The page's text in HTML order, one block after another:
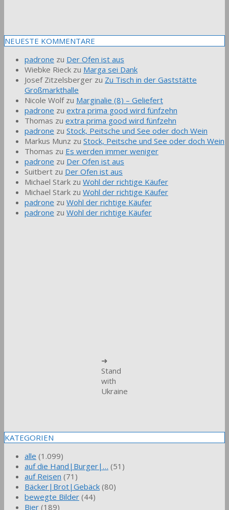
NEUESTE KOMMENTARE
padrone zu Der Ofen ist aus
Wiebke Rieck zu Marga sei Dank
Josef Zitzelsberger zu Zu Tisch in der Gaststätte
Großmarkthalle
Nicole Wolfzu Marginalie (8) – Geliefert
padrone zu extra prima good wird fünfzehn
Thomas zu extra prima good wird fünfzehn
padrone zu Stock, Peitsche und See oder doch Wein
Markus Munz zu Stock, Peitsche und See oder doch Wein
Thomas zu Es werden immer weniger
padrone zu Der Ofen ist aus
Suitbert zu Der Ofen ist aus
Michael Stark zu Wohl der richtige Käufer
Michael Stark zu Wohl der richtige Käufer
padrone zu Wohl der richtige Käufer
padrone zu Wohl der richtige Käufer
➜
Stand
with
Ukraine
KATEGORIEN
alle (1.099)
auf die Hand|Burger|… (51)
auf Reisen (71)
Bäcker|Brot|Gebäck (80)
bewegte Bilder (44)
Bier (189)